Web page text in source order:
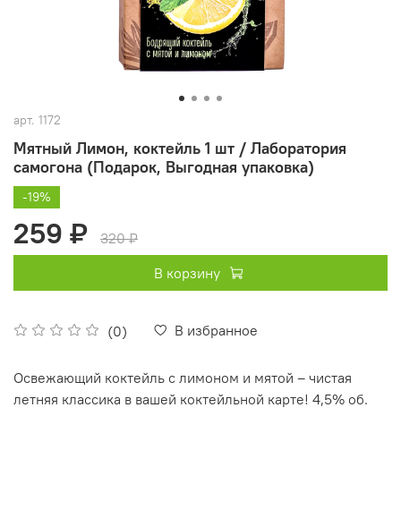
арт. 1172
Мятный Лимон, коктейль 1 шт / Лаборатория
самогона (Подарок, Выгодная упаковка)
(0) В избранное
-19%
259 ₽
320 ₽
В корзину
Освежающий коктейль с лимоном и мятой – чистая
летняя классика в вашей коктейльной карте! 4,5% об.